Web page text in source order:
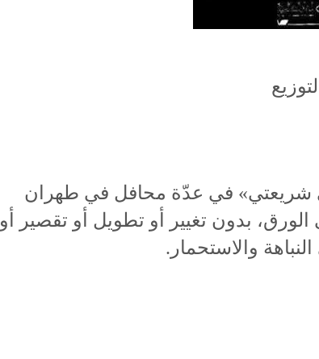
شريعتي» في عدّة محافل في طهران
بدون تغيير أو تطويل أو تقصير أو
والاستحمار.